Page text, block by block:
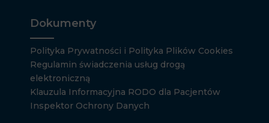
Dokumenty
Polityka Prywatności i Polityka Plików Cookies
Regulamin świadczenia usług drogą
elektroniczną
Klauzula Informacyjna RODO dla Pacjentów
Inspektor Ochrony Danych